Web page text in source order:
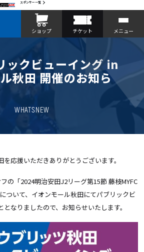
スポンサー一覧
ショップ チケット メニュー
ックビューイング in
秋田 開催のお知ら
WHATSNEW
応援いただきありがとうございます。
の「2024明治安田J2リーグ第15節 藤枝MYFC
ついて、イオンモール秋田にてパブリックビ
なりましたので、お知らせいたします。